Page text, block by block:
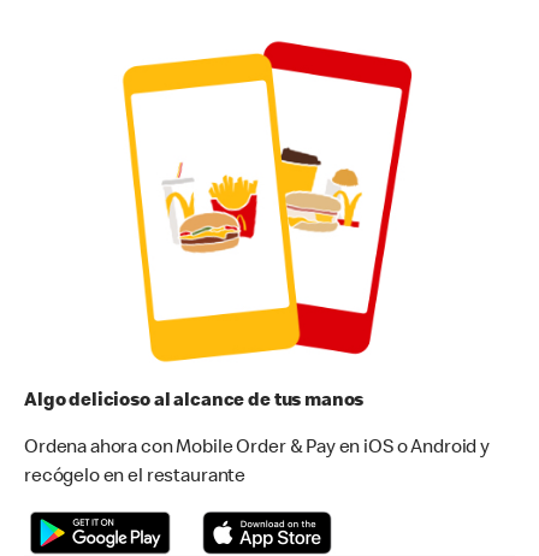
Algo delicioso al alcance de tus manos
Ordena ahora con Mobile Order & Pay en iOS o Android y
recógelo en el restaurante